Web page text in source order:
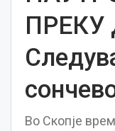
ПРЕКУ
Во Скопје